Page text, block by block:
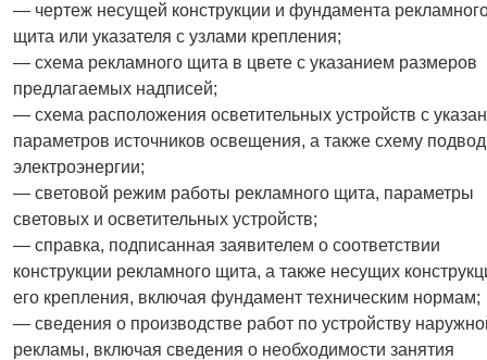
— чертеж несущей конструкции и фундамента
щита или указателя с узлами крепления;
— схема рекламного щита в цвете с указанием размеров
предлагаемых надписей;
— схема расположения осветительных устройств с
параметров источников освещения, а также схему
электроэнергии;
— световой режим работы рекламного щита, параметры
световых и осветительных устройств;
— справка, подписанная заявителем о соответствии
конструкции рекламного щита, а также несущих
его крепления, включая фундамент техническим нормам;
— сведения о производстве работ по устройству
рекламы, включая сведения о необходимости занятия